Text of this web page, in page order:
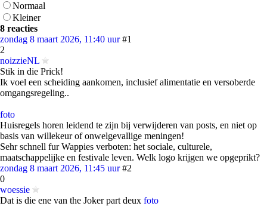
Normaal
Kleiner
8 reacties
zondag 8 maart 2026, 11:40 uur #1
2
noizzieNL
Stik in die Prick!
Ik voel een scheiding aankomen, inclusief alimentatie en versoberde
omgangsregeling..
foto
Huisregels horen leidend te zijn bij verwijderen van posts, en niet op
basis van willekeur of onwelgevallige meningen!
Sehr schnell fur Wappies verboten: het sociale, culturele,
maatschappelijke en festivale leven. Welk logo krijgen we opgeprikt?
zondag 8 maart 2026, 11:45 uur #2
0
woessie
Dat is die ene van the Joker part deux foto